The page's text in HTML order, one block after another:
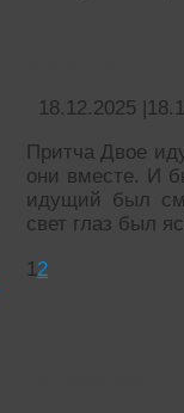
18.12.2025 |
Притча Двое
они вместе. И
идущий был
свет глаз был
12